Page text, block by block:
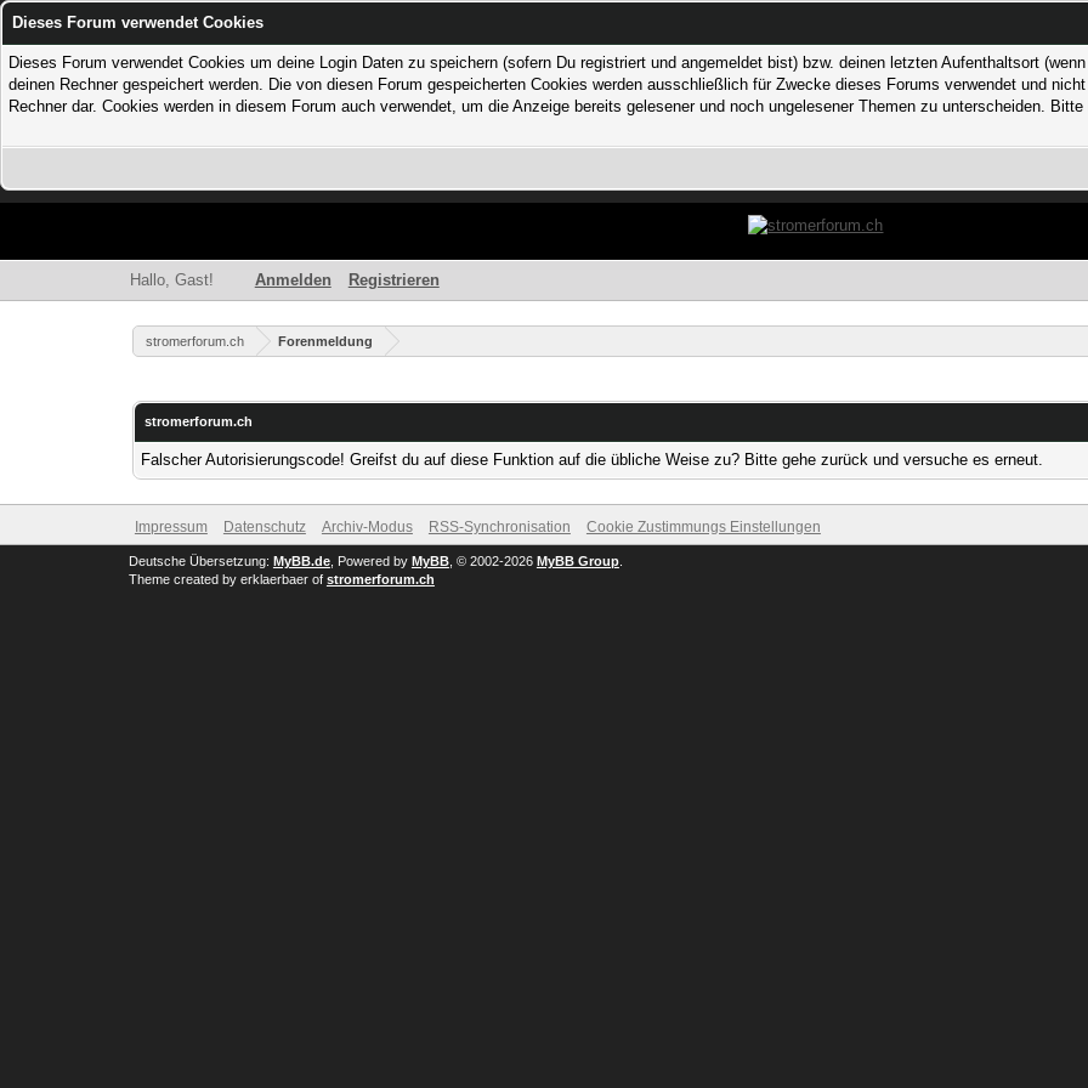
Dieses Forum verwendet Cookies
Dieses Forum verwendet Cookies um deine Login Daten zu speichern (sofern Du registriert und angemeldet bist) bzw. deinen letzten Aufenthaltsort
deinen Rechner gespeichert werden. Die von diesen Forum gespeicherten Cookies werden ausschließlich für Zwecke dieses Forums verwendet und
Rechner dar. Cookies werden in diesem Forum auch verwendet, um die Anzeige bereits gelesener und noch ungelesener Themen zu unterscheiden.
Hallo, Gast! Anmelden Registrieren
stromerforum.ch Forenmeldung
stromerforum.ch
Falscher Autorisierungscode! Greifst du auf diese Funktion auf die übliche Weise zu? Bitte gehe zurück und versuche es erneut.
Impressum Datenschutz Archiv-Modus RSS-Synchronisation Cookie Zustimmungs Einstellungen
Deutsche Übersetzung: MyBB.de, Powered by MyBB, © 2002-2026 MyBB Group.
Theme created by erklaerbaer of stromerforum.ch